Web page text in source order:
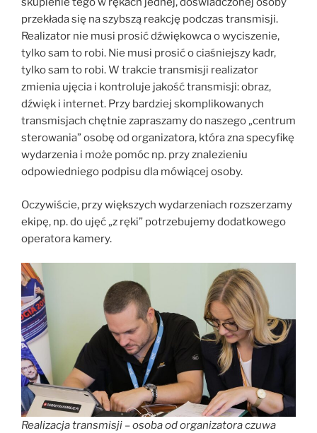
przekłada się na szybszą reakcję podczas transmisji.
Realizator nie musi prosić dźwiękowca o wyciszenie,
tylko sam to robi. Nie musi prosić o ciaśniejszy kadr,
tylko sam to robi. W trakcie transmisji realizator
zmienia ujęcia i kontroluje jakość transmisji: obraz,
dźwięk i internet. Przy bardziej skomplikowanych
transmisjach chętnie zapraszamy do naszego „centrum
sterowania” osobę od organizatora, która zna specyfikę
wydarzenia i może pomóc np. przy znalezieniu
odpowiedniego podpisu dla mówiącej osoby.
Oczywiście, przy większych wydarzeniach rozszerzamy
ekipę, np. do ujęć „z ręki” potrzebujemy dodatkowego
operatora kamery.
Realizacja transmisji – osoba od organizatora czuwa